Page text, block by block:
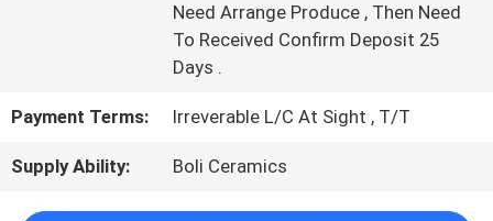
ЗАПРОСИТЕ
КАРТА
САЙТА
Need Arrange Produce , Then Need
To Received Confirm Deposit 25
Days .
Payment Terms: Irreverable L/C At Sight , T/T
Supply Ability: Boli Ceramics